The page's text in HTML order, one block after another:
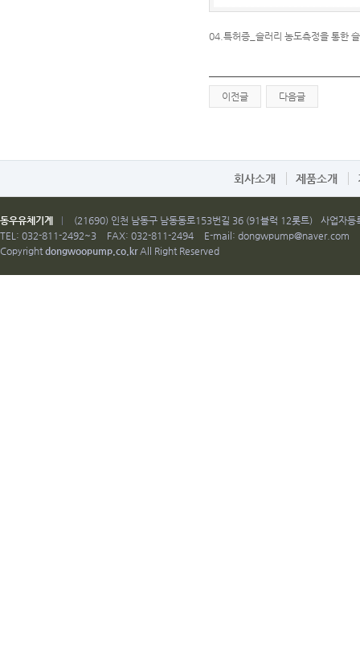
04.특허증_슬러리 농도측정을 통한
이전글 다음글
회사소개 제품소개
동우유체기계 (21690) 인천 남동구 남동동로153번길 36 (91블럭 12롯트)
사업자
TEL: 032-811-2492~3
FAX: 032-811-2494 E-mail: dongwpump@naver.com
Copyright dongwoopump.co.krAll Right Reserved